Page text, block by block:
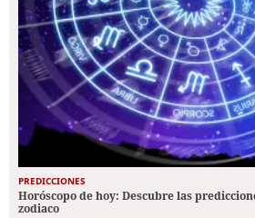
PREDICCIONES
Horóscopo de hoy: Descubre las
zodiaco